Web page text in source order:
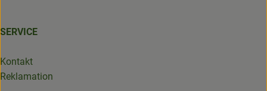
SERVICE
Kontakt
Reklamation